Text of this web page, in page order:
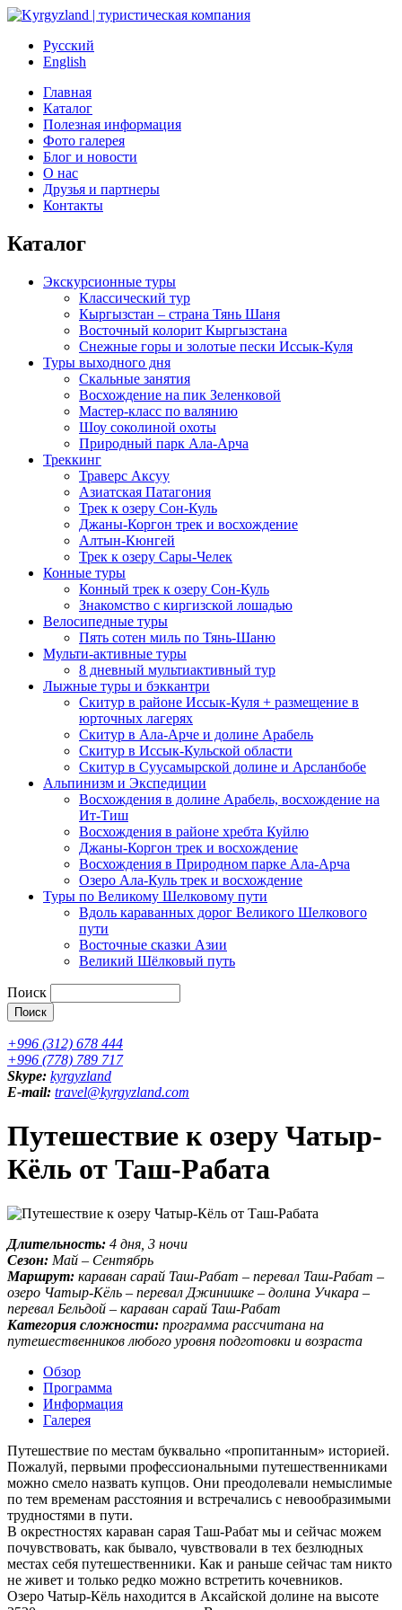
Русский
English
Главная
Каталог
Полезная информация
Фото галерея
Блог и новости
О нас
Друзья и партнеры
Контакты
Каталог
Экскурсионные туры
Классический тур
Кыргызстан – страна Тянь Шаня
Восточный колорит Кыргызстана
Снежные горы и золотые пески Иссык-Куля
Туры выходного дня
Скальные занятия
Восхождение на пик Зеленковой
Мастер-класс по валянию
Шоу соколиной охоты
Природный парк Ала-Арча
Треккинг
Траверс Аксуу
Азиатская Патагония
Трек к озеру Сон-Куль
Джаны-Коргон трек и восхождение
Алтын-Кюнгей
Трек к озеру Сары-Челек
Конные туры
Конный трек к озеру Сон-Куль
Знакомство с киргизской лошадью
Велосипедные туры
Пять сотен миль по Тянь-Шаню
Мульти-активные туры
8 дневный мультиактивный тур
Лыжные туры и бэккантри
Скитур в районе Иссык-Куля + размещение в
юрточных лагерях
Скитур в Ала-Арче и долине Арабель
Скитур в Иссык-Кульской области
Скитур в Суусамырской долине и Арсланбобе
Альпинизм и Экспедиции
Восхождения в долине Арабель, восхождение на
Ит-Тиш
Восхождения в районе хребта Куйлю
Джаны-Коргон трек и восхождение
Восхождения в Природном парке Ала-Арча
Озеро Ала-Куль трек и восхождение
Туры по Великому Шелковому пути
Вдоль караванных дорог Великого Шелкового
пути
Восточные сказки Азии
Великий Шёлковый путь
Поиск
+996 (312) 678 444
+996 (778) 789 717
Skype: kyrgyzland
E-mail: travel@kyrgyzland.com
Путешествие к озеру Чатыр-
Кёль от Таш-Рабата
Длительность: 4 дня, 3 ночи
Сезон: Май – Сентябрь
Маршрут: караван сарай Таш-Рабат – перевал Таш-Рабат –
озеро Чатыр-Кёль – перевал Джинишке – долина Учкара –
перевал Бельдой – караван сарай Таш-Рабат
Категория сложности: программа рассчитана на
путешественников любого уровня подготовки и возраста
Обзор
Программа
Информация
Галерея
Путешествие по местам буквально «пропитанным» историей.
Пожалуй, первыми профессиональными путешественниками
можно смело назвать купцов. Они преодолевали немыслимые
по тем временам расстояния и встречались с невообразимыми
трудностями в пути.
В окрестностях караван сарая Таш-Рабат мы и сейчас можем
почувствовать, как бывало, чувствовали в тех безлюдных
местах себя путешественники. Как и раньше сейчас там никто
не живет и только редко можно встретить кочевников.
Озеро Чатыр-Кёль находится в Аксайской долине на высоте